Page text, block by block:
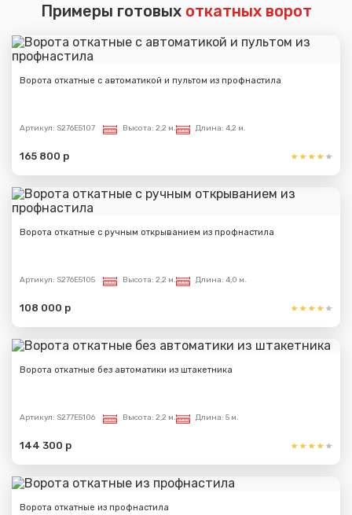
Примеры готовых откатных ворот
Ворота откатные с автоматикой и пультом из профнастила
Артикул: S276E5107 Высота: 2,2 м. Длина: 4,2 м.
165 800 р
Ворота откатные с ручным открыванием из профнастила
Артикул: S276E5105 Высота: 2,2 м. Длина: 4,0 м.
108 000 р
Ворота откатные без автоматики из штакетника
Артикул: S277E5106 Высота: 2,2 м. Длина: 5 м.
144 300 р
Ворота откатные из профнастила